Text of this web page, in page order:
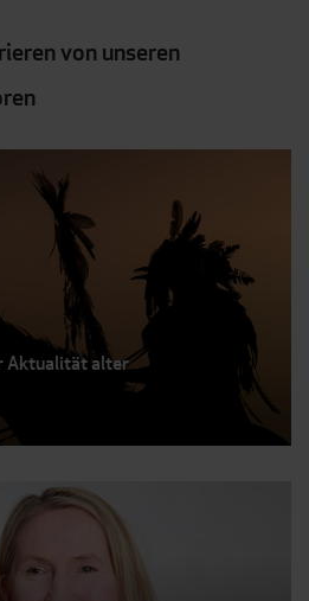
von unseren
Aktualität alter